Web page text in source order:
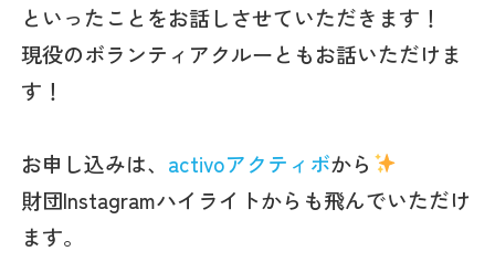
といったことをお話しさせていただきます！
現役のボランティアクルーともお話いただけま
す！
お申し込みは、 activoアクティボから
財団Instagramハイライトからも飛んでいただけ
ます。